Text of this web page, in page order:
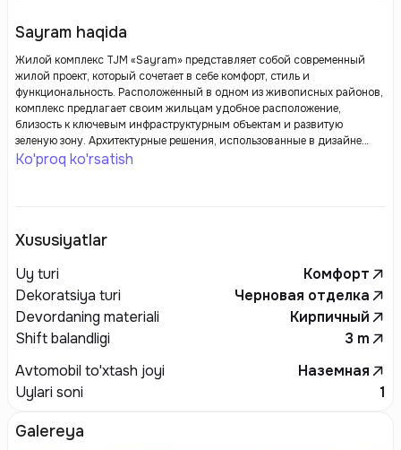
Sayram haqida
Жилой комплекс TJM «Sayram» представляет собой современный
жилой проект, который сочетает в себе комфорт, стиль и
функциональность. Расположенный в одном из живописных районов,
комплекс предлагает своим жильцам удобное расположение,
близость к ключевым инфраструктурным объектам и развитую
зеленую зону. Архитектурные решения, использованные в дизайне
зданий, характеризуются стильными линиями и продуманными
Ko'proq ko'rsatish
Xususiyatlar
Uy turi
Комфорт
Dekoratsiya turi
Черновая отделка
Devordaning materiali
Кирпичный
Shift balandligi
3 m
Avtomobil to'xtash joyi
Наземная
Uylari soni
1
Galereya